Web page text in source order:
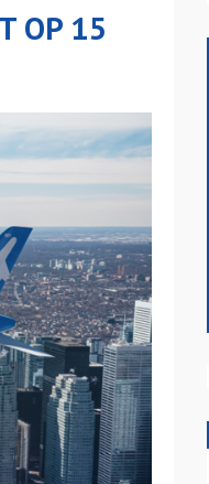
OP 15